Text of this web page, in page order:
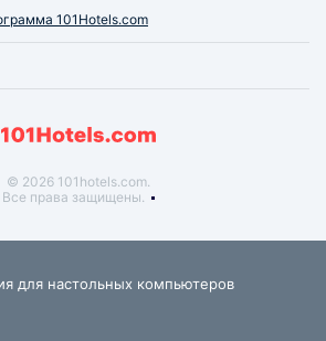
101Hotels.com
© 2026 101hotels.com.
Все права защищены.
для настольных компьютеров